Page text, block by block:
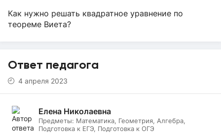
Как нужно решать квадратное уравнение по
теореме Виета?
Ответ педагога
4 апреля 2023
Елена Николаевна
Предметы: Математика, Геометрия, Алгебра,
Подготовка к ЕГЭ, Подготовка к ОГЭ